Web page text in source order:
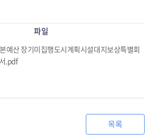
파일
예산 장기미집행도시계획시설대지보상특별회
.pdf
목록